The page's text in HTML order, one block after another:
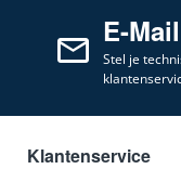
E-Mail
Stel je
Klantenservice